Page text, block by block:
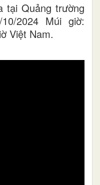
tại Quảng trường
2024 Múi giờ:
Việt Nam.